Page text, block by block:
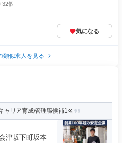
+32個
気になる
類似求人を見る
ャリア育成/管理職候補1名
津坂下町坂本